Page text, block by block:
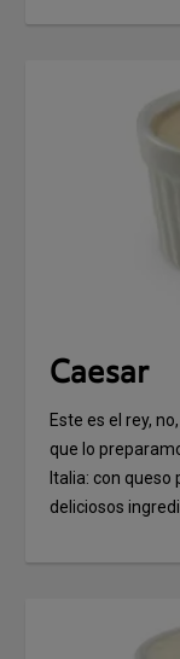
Caesar
Este es el rey,
que lo
Italia: con
deliciosos